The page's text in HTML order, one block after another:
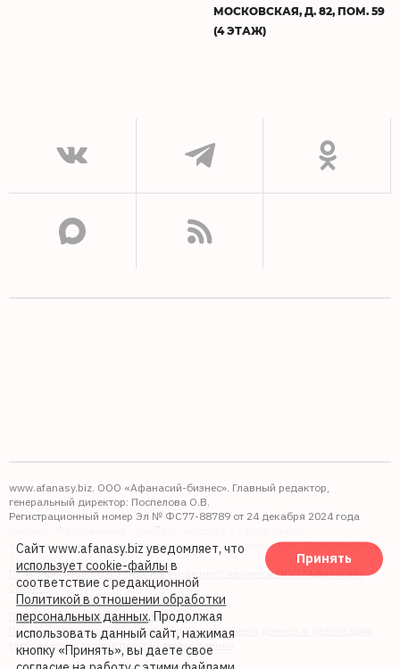
МОСКОВСКАЯ, Д. 82, ПОМ. 59
(4 ЭТАЖ)
www.afanasy.biz. ООО «Афанасий-бизнес». Главный редактор,
генеральный директор: Поспелова О.В.
Регистрационный номер Эл № ФС77-88789 от 24 декабря 2024 года
Выдано: Федеральная служба по надзору в сфере связи,
информационных технологий и массовых коммуникаций (Роскомнадзор).
Правопреемником АО "Афанасий-бизнес" является ООО "Афанасий-
бизнес"
Политика обработки файлов cookie
Политика в отношении обработки персональных данных и реализации
требований к защите персональных данных
Сайт www.afanasy.biz уведомляет, что
использует cookie-файлы в
соответствие с редакционной
Политикой в отношении обработки
персональных данных. Продолжая
использовать данный сайт, нажимая
кнопку «Принять», вы даете свое
Принять